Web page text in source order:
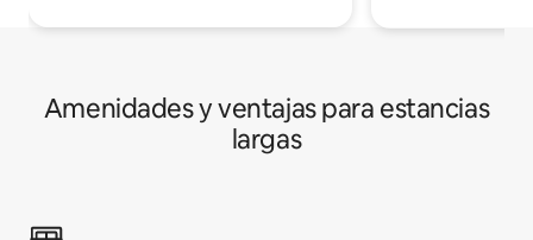
Amenidades y ventajas para estancias
largas